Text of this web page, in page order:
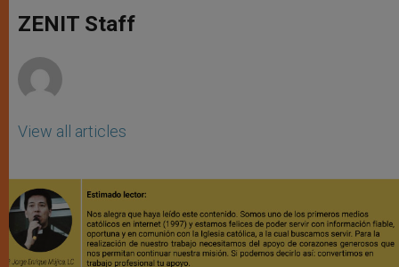
p
p
g
e
o
k
ZENIT Staff
View all articles